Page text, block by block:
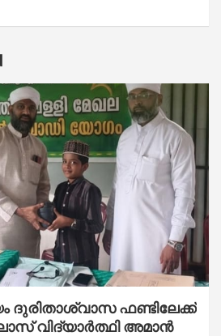
ദുരിതാശ്വാസ ഫണ്ടിലേക്ക്
വിദ്യാർത്ഥി അമാൻ